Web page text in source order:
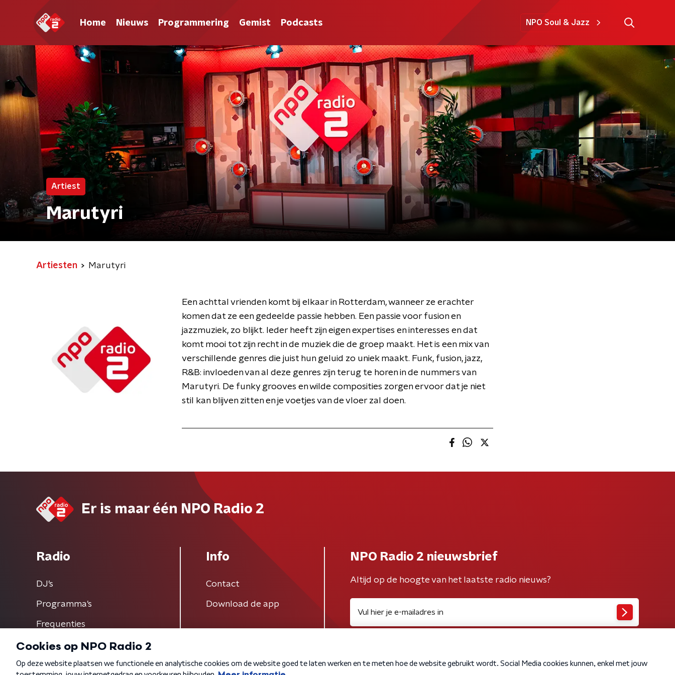
Home Nieuws Programmering Gemist Podcasts NPO Soul & Jazz
Artiest
Marutyri
Artiesten Marutyri
Een achttal vrienden komt bij elkaar in Rotterdam, wanneer ze erachter
komen dat ze een gedeelde passie hebben. Een passie voor fusion en
jazzmuziek, zo blijkt. Ieder heeft zijn eigen expertises en interesses en dat
komt mooi tot zijn recht in de muziek die de groep maakt. Het is een mix van
verschillende genres die juist hun geluid zo uniek maakt. Funk, fusion, jazz,
R&B: invloeden van al deze genres zijn terug te horen in de nummers van
Marutyri. De funky grooves en wilde composities zorgen ervoor dat je niet
stil kan blijven zitten en je voetjes van de vloer zal doen.
Er is maar één NPO Radio 2
Radio
DJ’s
Programma's
Frequenties
Info
Contact
Download de app
NPO Radio 2 nieuwsbrief
Altijd op de hoogte van het laatste radio nieuws?